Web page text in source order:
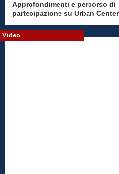
Approfondimenti e percorso di
partecipazione su Urban Center
Video